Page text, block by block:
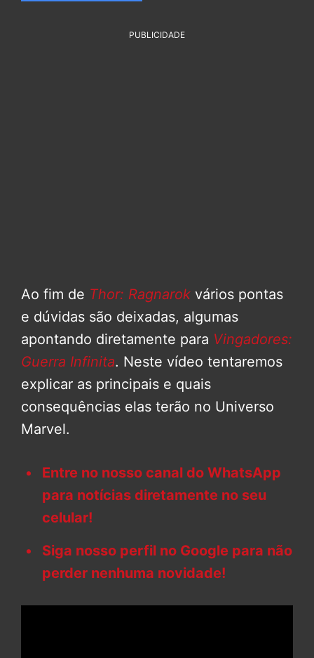
PUBLICIDADE
Ao fim de Thor: Ragnarok vários pontas
e dúvidas são deixadas, algumas
apontando diretamente para Vingadores:
Guerra Infinita. Neste vídeo tentaremos
explicar as principais e quais
consequências elas terão no Universo
Marvel.
Entre no nosso canal do WhatsApp
para notícias diretamente no seu
celular!
Siga nosso perfil no Google para não
perder nenhuma novidade!